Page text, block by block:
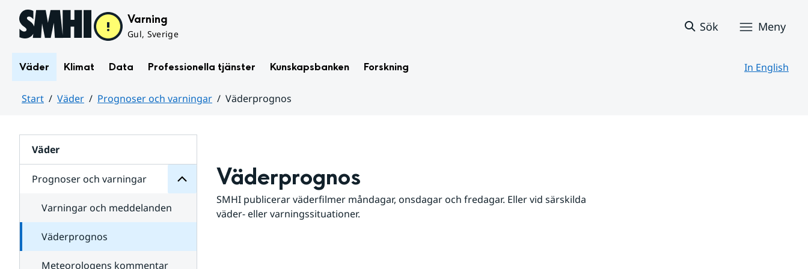
Hoppa till sidans innehåll Varning
Gul, Sverige
Sök Meny
Väder Klimat Data Professionella tjänster Kunskapsbanken Forskning In English
Start Väder Prognoser och varningar
Väderprognos
Väder
Prognoser och varningar
för
varningar
Varningar och meddelanden
Väderprognos
Meteorologens kommentar
Väderprognos
SMHI publicerar väderfilmer måndagar, onsdagar och fredagar. Eller vid särskilda
väder- eller varningssituationer.